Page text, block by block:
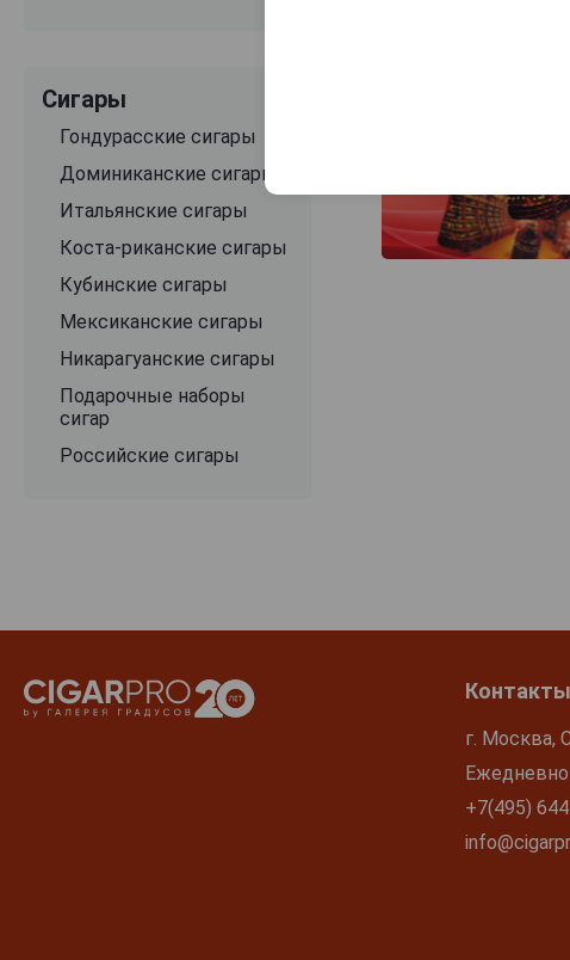
Сигары
Гондурасские сигары
Доминиканские сигары
Итальянские сигары
Коста-риканские сигары
Кубинские сигары
Мексиканские сигары
Никарагуанские сигары
Подарочные наборы
сигар
Российские сигары
Контакты
г. Москва,
Ежедневно
+7(495)